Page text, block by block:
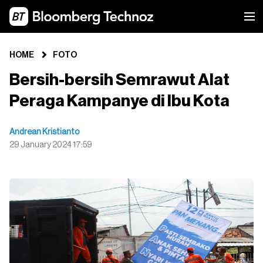
HOME FOTO
Bersih-bersih Semrawut Alat
Peraga Kampanye di Ibu Kota
Andrean Kristianto
29 January 2024 17:59